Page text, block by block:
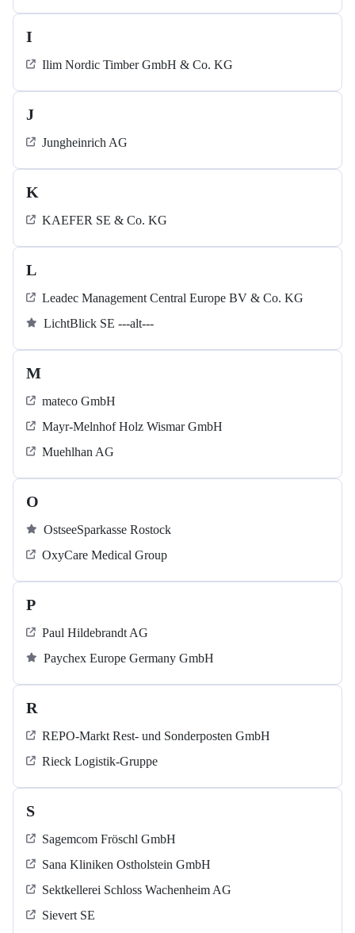
I
Ilim Nordic Timber GmbH & Co. KG
J
Jungheinrich AG
K
KAEFER SE & Co. KG
L
Leadec Management Central Europe BV & Co. KG
LichtBlick SE ---alt---
M
mateco GmbH
Mayr-Melnhof Holz Wismar GmbH
Muehlhan AG
O
OstseeSparkasse Rostock
OxyCare Medical Group
P
Paul Hildebrandt AG
Paychex Europe Germany GmbH
R
REPO-Markt Rest- und Sonderposten GmbH
Rieck Logistik-Gruppe
S
Sagemcom Fröschl GmbH
Sana Kliniken Ostholstein GmbH
Sektkellerei Schloss Wachenheim AG
Sievert SE